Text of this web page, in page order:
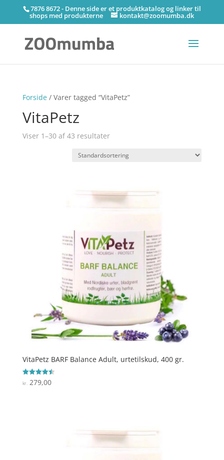
7876 8672 - Denne side er et produktkatalog og linker til
shops med produkterne kontakt@zoomumba.dk
Forside/ Varer tagged “VitaPetz”
VitaPetz
Viser 1–30 af 43 resultater
VitaPetz BARF Balance Adult, urtetilskud, 400 gr.
Vurderet
4.5
kr.279,00